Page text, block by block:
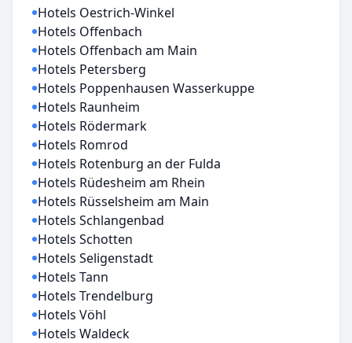
Hotels Oestrich-Winkel
Hotels Offenbach
Hotels Offenbach am Main
Hotels Petersberg
Hotels Poppenhausen Wasserkuppe
Hotels Raunheim
Hotels Rödermark
Hotels Romrod
Hotels Rotenburg an der Fulda
Hotels Rüdesheim am Rhein
Hotels Rüsselsheim am Main
Hotels Schlangenbad
Hotels Schotten
Hotels Seligenstadt
Hotels Tann
Hotels Trendelburg
Hotels Vöhl
Hotels Waldeck